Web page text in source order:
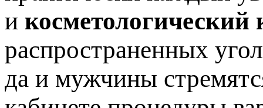
и косметологический
распространенных
да и мужчины